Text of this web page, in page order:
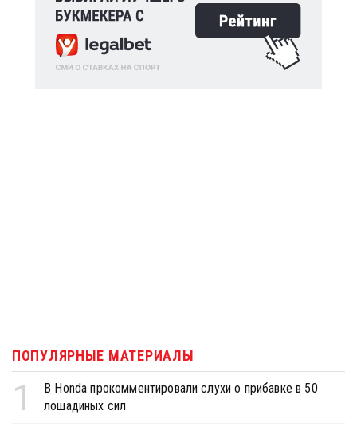
ПОПУЛЯРНЫЕ МАТЕРИАЛЫ
1
В Honda прокомментировали слухи о прибавке в 50
лошадиных сил